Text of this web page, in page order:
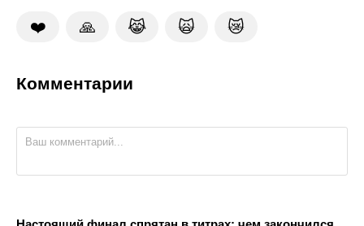
❤️ 🙏 😹 🙀 😿
Комментарии